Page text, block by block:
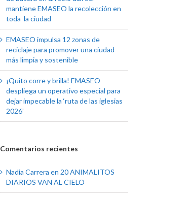
mantiene EMASEO la recolección en
toda la ciudad
EMASEO impulsa 12 zonas de
reciclaje para promover una ciudad
más limpia y sostenible
¡Quito corre y brilla! EMASEO
despliega un operativo especial para
dejar impecable la ‘ruta de las iglesias
2026’
Comentarios recientes
Nadia Carrera en 20 ANIMALITOS
DIARIOS VAN AL CIELO